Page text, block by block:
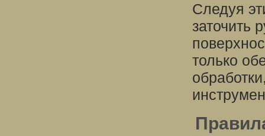
Следуя
заточить
только